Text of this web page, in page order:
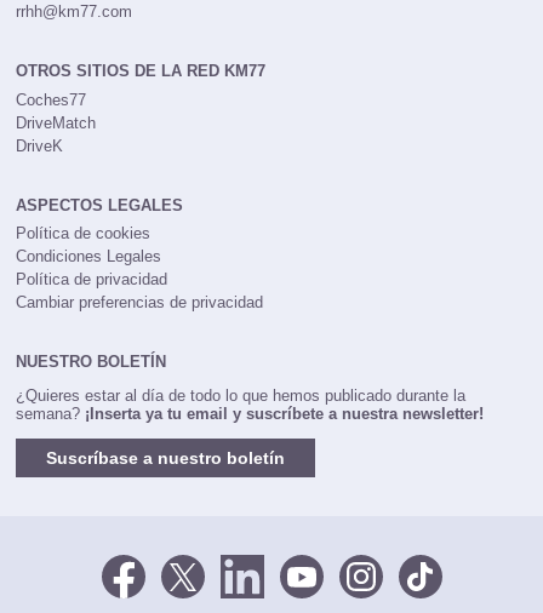
rrhh@km77.com
OTROS SITIOS DE LA RED KM77
Coches77
DriveMatch
DriveK
ASPECTOS LEGALES
Política de cookies
Condiciones Legales
Política de privacidad
Cambiar preferencias de privacidad
NUESTRO BOLETÍN
¿Quieres estar al día de todo lo que hemos publicado durante la
semana? ¡Inserta ya tu email y suscríbete a nuestra newsletter!
Suscríbase a nuestro boletín